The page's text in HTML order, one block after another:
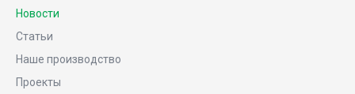
Новости
Статьи
Наше производство
Проекты